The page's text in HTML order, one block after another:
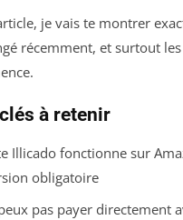
je vais te montrer
récemment, et surtout
à retenir
Illicado fonctionne sur
obligatoire
pas payer directement